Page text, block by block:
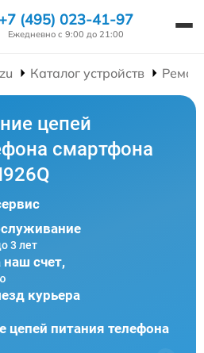
+7 (495) 023-41-97
Ежедневно с 9:00 до 21:00
Каталог устройств
цепей
смартфона
3 лет
наш счет,
курьера
цепей питания телефона